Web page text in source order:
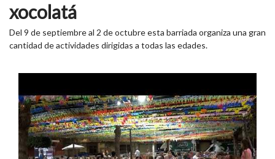
xocolatá
Del 9 de septiembre al 2 de octubre esta barriada organiza una gran
cantidad de actividades dirigidas a todas las edades.